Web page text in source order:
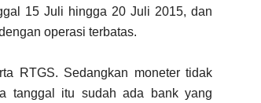
15 Juli hingga 20 Juli 2015, dan
operasi terbatas.
RTGS. Sedangkan moneter tidak
tanggal itu sudah ada bank yang